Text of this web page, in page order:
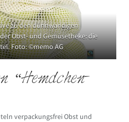
zu den dünnwandigen
Obst- und Gemüsetheke: die
Foto: ©memo AG
“Hemdchen-
verpackungsfrei Obst und